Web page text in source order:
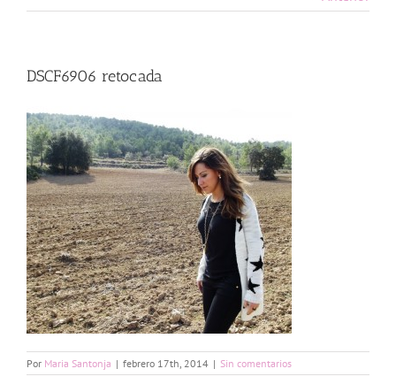
DSCF6906 retocada
Por Maria Santonja | febrero 17th, 2014 | Sin comentarios